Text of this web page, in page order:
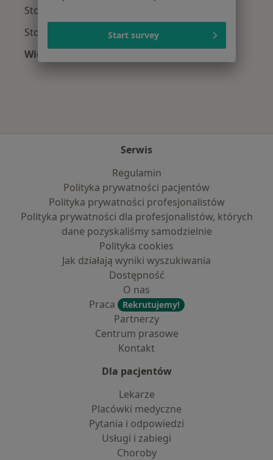
Stomatolodzy z PZU Zdrowie w Łodzi
Stomatolodzy z Signal Iduna w Łodzi
Więcej (2)
Serwis
Regulamin
Polityka prywatności pacjentów
Polityka prywatności profesjonalistów
Polityka prywatności dla profesjonalistów, których
dane pozyskaliśmy samodzielnie
Polityka cookies
Jak działają wyniki wyszukiwania
Dostępność
O nas
Praca
Rekrutujemy!
Partnerzy
Centrum prasowe
Kontakt
Dla pacjentów
Lekarze
Placówki medyczne
Pytania i odpowiedzi
Usługi i zabiegi
Choroby
Start survey